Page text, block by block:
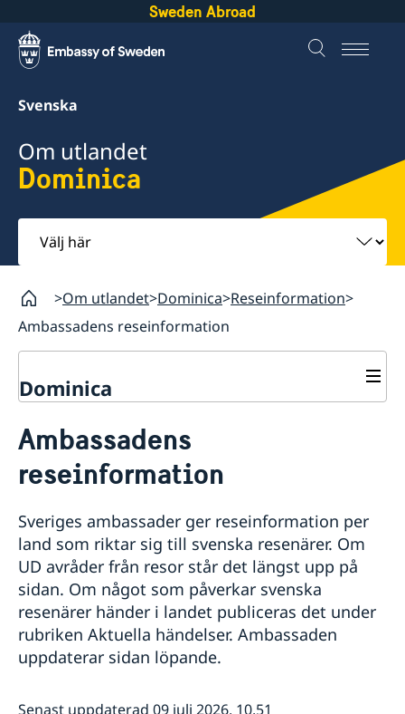
Sweden Abroad
Svenska
Om utlandet
Dominica
Välj
här
Om utlandet Dominica Reseinformation
Ambassadens reseinformation
Dominica
Hjälp till svenskar i Dominica
Rösta i Dominica
Förlust av pass
Gifta sig utomlands
Legaliseringar/apostille
Reseinformation
Aktuella händelser
Allmänna säkerhetsläget
Naturförhållanden och katastrofer
Terrorism
Hälso- och sjukvård
Lokala lagar och sedvänjor
Kriminalitet och personlig säkerhet
Trafiksäkerhet
Ambassadens
reseinformation
Sveriges ambassader ger reseinformation per
land som riktar sig till svenska resenärer. Om
UD avråder från resor står det längst upp på
sidan. Om något som påverkar svenska
resenärer händer i landet publiceras det under
rubriken Aktuella händelser. Ambassaden
uppdaterar sidan löpande.
Senast uppdaterad 09 juli 2026, 10.51